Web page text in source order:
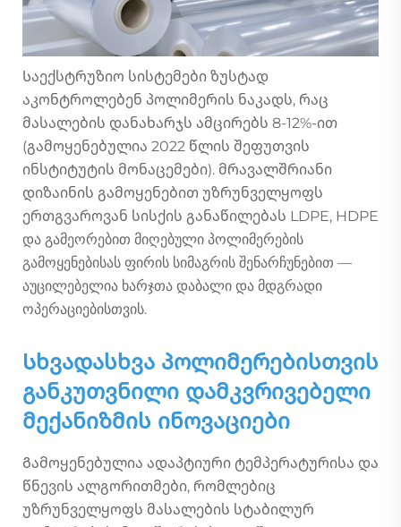
Საექსტრუზიო სისტემები ზუსტად
აკონტროლებენ პოლიმერის ნაკადს, რაც
მასალების დანახარჯს ამცირებს 8-12%-ით
(გამოყენებულია 2022 წლის შეფუთვის
ინსტიტუტის მონაცემები). მრავალშრიანი
დიზაინის გამოყენებით უზრუნველყოფს
ერთგვაროვან სისქის განაწილებას LDPE, HDPE
და გამეორებით მიღებული პოლიმერების
გამოყენებისას ფირის სიმაგრის შენარჩუნებით —
აუცილებელია ხარჯთა დაბალი და მდგრადი
ოპერაციებისთვის.
Სხვადასხვა პოლიმერებისთვის
განკუთვნილი დამკვრივებელი
მექანიზმის ინოვაციები
Გამოყენებულია ადაპტიური ტემპერატურისა და
წნევის ალგორითმები, რომლებიც
უზრუნველყოფს მასალების სტაბილურ